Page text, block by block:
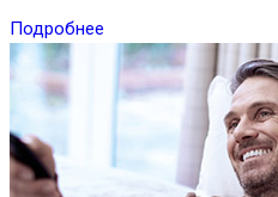
Подробнее